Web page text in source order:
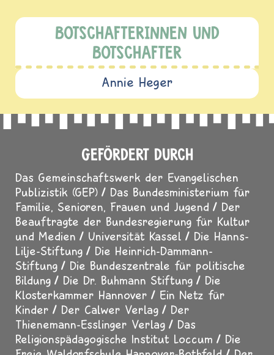
BOTSCHAFTERINNEN UND
BOTSCHAFTER
Annie Heger
GEFÖRDERT DURCH
Das Gemeinschaftswerk der Evangelischen
Publizistik (GEP)
Das Bundesministerium für
Familie, Senioren, Frauen und Jugend
Der
Beauftragte der Bundesregierung für Kultur
und Medien
Universität Kassel
Die Hanns-
Lilje-Stiftung
Die Heinrich-Dammann-
Stiftung
Die Bundeszentrale für politische
Bildung
Die Dr. Buhmann Stiftung
Die
Klosterkammer Hannover
Ein Netz für
Kinder
Der Calwer Verlag
Der
Thienemann-Esslinger Verlag
Das
Religionspädagogische Institut Loccum
Die